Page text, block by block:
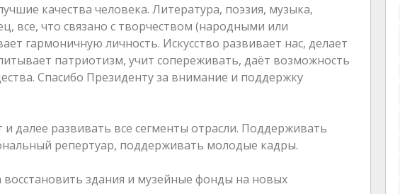
качества человека. Литература, поэзия, музыка,
все, что связано с творчеством (народными или
гармоничную личность. Искусство развивает нас, делает
патриотизм, учит сопереживать, даёт возможность
Спасибо Президенту за внимание и поддержку
далее развивать все сегменты отрасли. Поддерживать
репертуар, поддерживать молодые кадры.
здания и музейные фонды на новых